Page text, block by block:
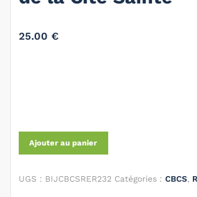
25.00 €
Ajouter au panier
UGS : BIJCBCSRER232 Catégories : CBCS,